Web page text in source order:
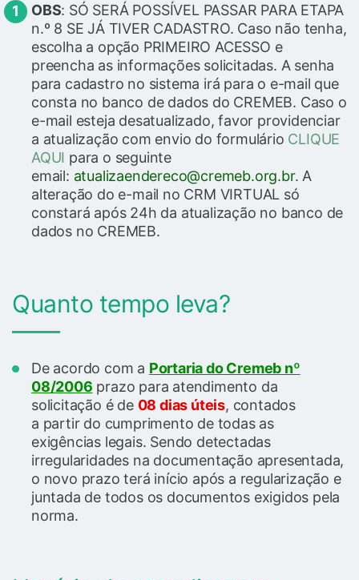
OBS: SÓ SERÁ POSSÍVEL PASSAR PARA ETAPA
n.º 8 SE JÁ TIVER CADASTRO. Caso não tenha,
escolha a opção PRIMEIRO ACESSO e
preencha as informações solicitadas. A senha
para cadastro no sistema irá para o e-mail que
consta no banco de dados do CREMEB. Caso o
e-mail esteja desatualizado, favor providenciar
a atualização com envio do formulário CLIQUE
AQUI para o seguinte
email: atualizaendereco@cremeb.org.br. A
alteração do e-mail no CRM VIRTUAL só
constará após 24h da atualização no banco de
dados no CREMEB.
Quanto tempo leva?
De acordo com a Portaria do Cremeb nº
08/2006 prazo para atendimento da
solicitação é de 08 dias úteis, contados
a partir do cumprimento de todas as
exigências legais. Sendo detectadas
irregularidades na documentação apresentada,
o novo prazo terá início após a regularização e
juntada de todos os documentos exigidos pela
norma.